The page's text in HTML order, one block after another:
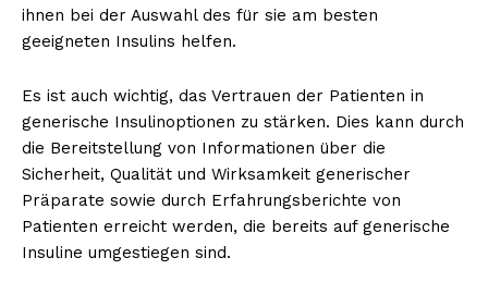
ihnen bei der Auswahl des für sie am besten
geeigneten Insulins helfen.
Es ist auch wichtig, das Vertrauen der Patienten in
generische Insulinoptionen zu stärken. Dies kann durch
die Bereitstellung von Informationen über die
Sicherheit, Qualität und Wirksamkeit generischer
Präparate sowie durch Erfahrungsberichte von
Patienten erreicht werden, die bereits auf generische
Insuline umgestiegen sind.